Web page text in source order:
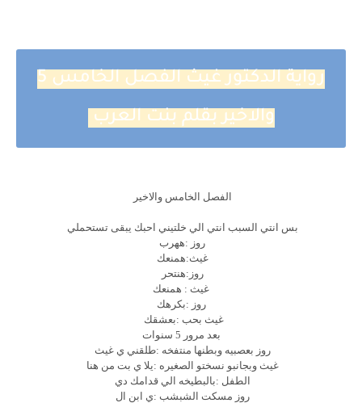
رواية الدكتور غيث الفصل الخامس 5
والاخير بقلم بنت العرب
الفصل الخامس والاخير
بس انتي السبب انتي الي خلتيني احبك يبقى تستحملي
روز :ههرب
غيث:همنعك
روز:هنتحر
غيث : همنعك
روز :بكرهك
غيث بحب :بعشقك
بعد مرور 5 سنوات
روز بعصبيه وبطنها منتفخه :طلقني ي غيث
غيث وبجانبو نسختو الصغيره :يلا ي بت من هنا
الطفل :بالبطيخه الي قدامك دي
روز مسكت الشبشب :ي ابن ال